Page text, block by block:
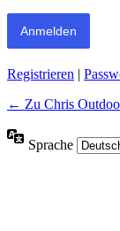
Alternative:
Registrieren |
← Zu Chris
Sprache